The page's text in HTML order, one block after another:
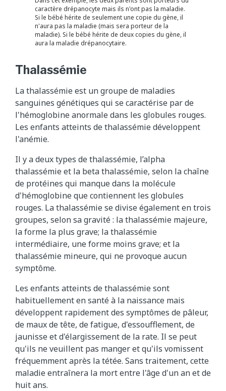
caractère drépanocyte mais ils n'ont pas la maladie.
Si le bébé hérite de seulement une copie du gène, il
n'aura pas la maladie (mais sera porteur de la
maladie). Si le bébé hérite de deux copies du gène, il
aura la maladie drépanocytaire.
Thalassémie
La thalassémie est un groupe de maladies
sanguines génétiques qui se caractérise par de
l'hémoglobine anormale dans les globules rouges.
Les enfants atteints de thalassémie développent
l'anémie.
Il y a deux types de thalassémie, l’alpha
thalassémie et la beta thalassémie, selon la chaîne
de protéines qui manque dans la molécule
d'hémoglobine que contiennent les globules
rouges. La thalassémie se divise également en trois
groupes, selon sa gravité : la thalassémie majeure,
la forme la plus grave; la thalassémie
intermédiaire, une forme moins grave; et la
thalassémie mineure, qui ne provoque aucun
symptôme.
Les enfants atteints de thalassémie sont
habituellement en santé à la naissance mais
développent rapidement des symptômes de pâleur,
de maux de tête, de fatigue, d'essoufflement, de
jaunisse et d'élargissement de la rate. Il se peut
qu'ils ne veuillent pas manger et qu'ils vomissent
fréquemment après la tétée. Sans traitement, cette
maladie entraînera la mort entre l'âge d'un an et de
huit ans.